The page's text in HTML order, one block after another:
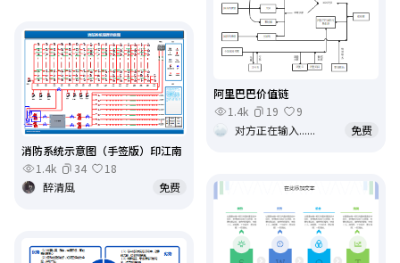
阿里巴巴价值链
1.4k
19
9
对方正在输入......
免费
消防系统示意图（手签版）印江南
1.4k
34
18
醉清風
免费